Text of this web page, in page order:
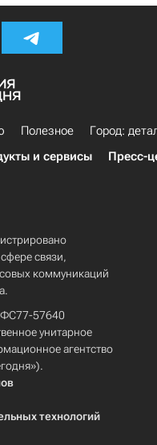
Полезное
Город:
и сервисы Пресс-
связи,
коммуникаций
ФС77-57640
унитарное
агентство
технологий